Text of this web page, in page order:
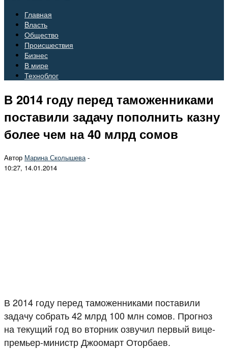
Главная
Bласть
Общество
Происшествия
Бизнес
В мире
Техноблог
В 2014 году перед таможенниками
поставили задачу пополнить казну
более чем на 40 млрд сомов
Автор Марина Сколышева-
10:27, 14.01.2014
В 2014 году перед таможенниками поставили
задачу собрать 42 млрд 100 млн сомов. Прогноз
на текущий год во вторник озвучил первый вице-
премьер-министр Джоомарт Оторбаев.